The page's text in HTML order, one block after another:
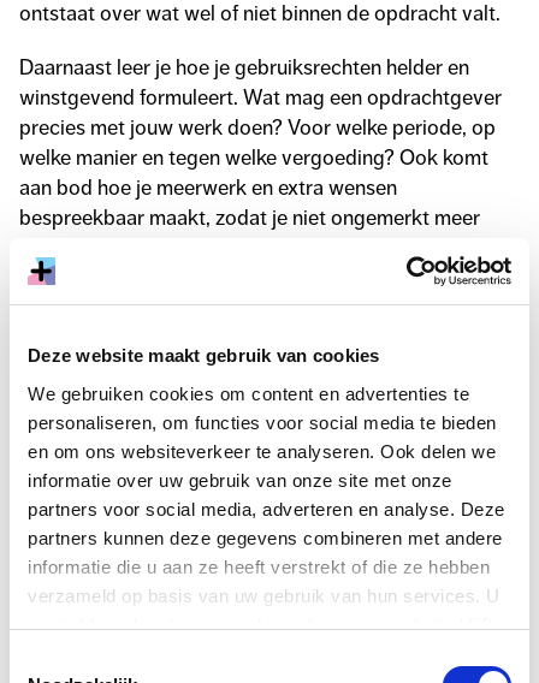
Deze website maakt gebruik van cookies
We gebruiken cookies om content en advertenties te
personaliseren, om functies voor social media te bieden
en om ons websiteverkeer te analyseren. Ook delen we
informatie over uw gebruik van onze site met onze
partners voor social media, adverteren en analyse. Deze
partners kunnen deze gegevens combineren met andere
informatie die u aan ze heeft verstrekt of die ze hebben
verzameld op basis van uw gebruik van hun services. U
gaat akkoord met onze cookies als u onze website blijft
ontstaat over wat wel of niet binnen de opdracht valt.
Daarnaast leer je hoe je gebruiksrechten helder en
winstgevend formuleert. Wat mag een opdrachtgever
precies met jouw werk doen? Voor welke periode, op
welke manier en tegen welke vergoeding? Ook komt
aan bod hoe je meerwerk en extra wensen
bespreekbaar maakt, zodat je niet ongemerkt meer
Je krijgt praktische uitleg, voorbeelden uit de creatieve
scherpen.
Het is vaak lastig om met opdrachtgevers
over geld en rechten te praten. Een goede
offerte kan daarbij enorm helpen. Tijdens
deze middag leer je hoe je een sterke